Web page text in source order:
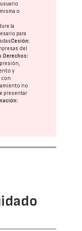
o
la
para
Cesión:
del
Derechos:
y
con
no
presentar